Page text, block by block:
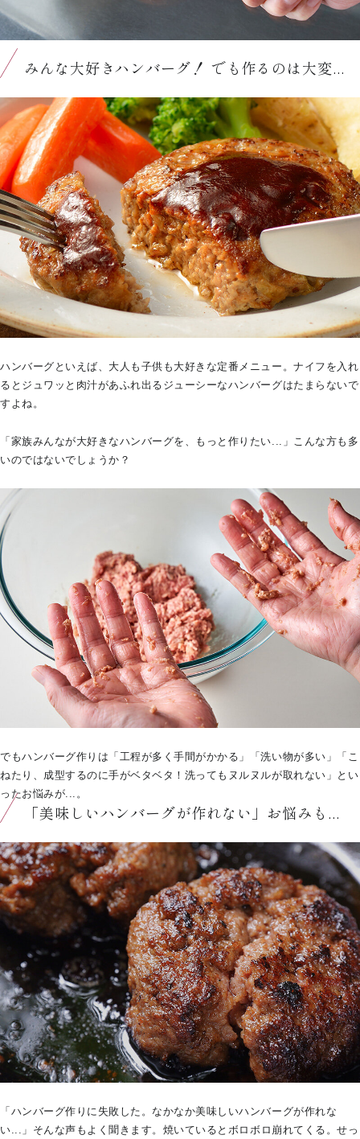
みんな大好きハンバーグ！ でも作るのは大変...
ハンバーグといえば、大人も子供も大好きな定番メニュー。ナイフを入れ
るとジュワッと肉汁があふれ出るジューシーなハンバーグはたまらないで
すよね。
「家族みんなが大好きなハンバーグを、もっと作りたい...」こんな方も多
いのではないでしょうか？
でもハンバーグ作りは「工程が多く手間がかかる」「洗い物が多い」「こ
ねたり、成型するのに手がベタベタ！洗ってもヌルヌルが取れない」とい
ったお悩みが...。
「美味しいハンバーグが作れない」お悩みも...
「ハンバーグ作りに失敗した。なかなか美味しいハンバーグが作れな
い...」そんな声もよく聞きます。焼いているとボロボロ崩れてくる。せっ